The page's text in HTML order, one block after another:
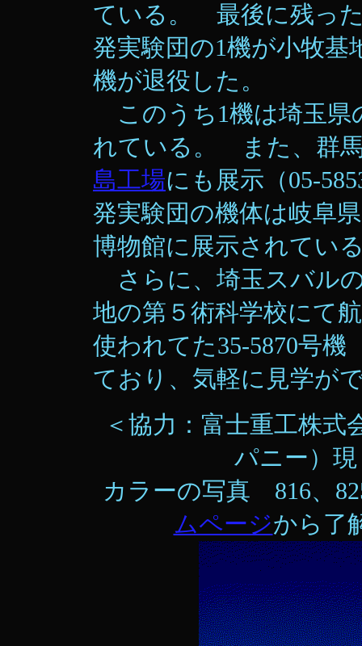
ている。 最後に残っ
発実験団の1機が小牧
機が退役した。
このうち1機は埼玉県
れている。 また、群
島工場にも展示（05-
発実験団の機体は岐阜
博物館に展示されてい
さらに、埼玉スバル
地の第５術科学校にて
使われてた35-5870号
ており、気軽に見学が
＜協力：富士重工株式
パニー）
カラーの写真 816、
ムページから了